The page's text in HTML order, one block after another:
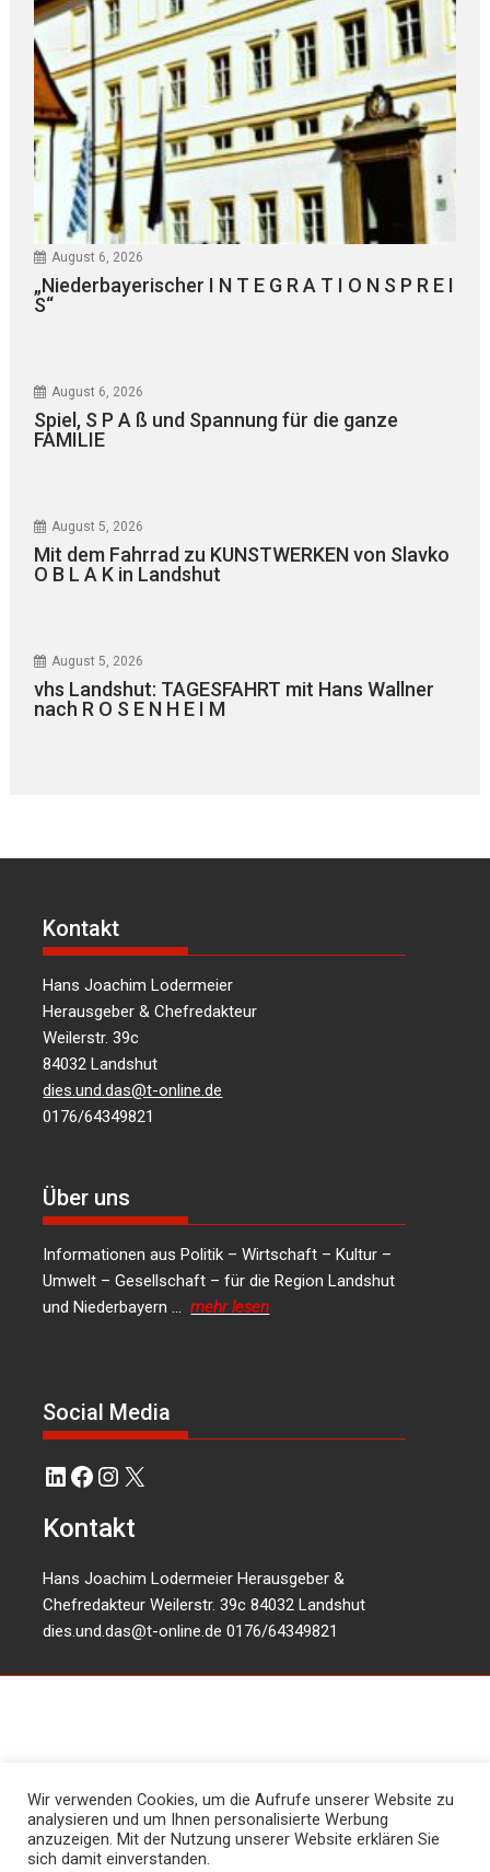
August 6, 2026
„Niederbayerischer I N T E G R A T I O N S P R E I
S“
August 6, 2026
Spiel, S P A ß und Spannung für die ganze
FAMILIE
August 5, 2026
Mit dem Fahrrad zu KUNSTWERKEN von Slavko
O B L A K in Landshut
August 5, 2026
vhs Landshut: TAGESFAHRT mit Hans Wallner
nach R O S E N H E I M
Kontakt
Hans Joachim Lodermeier
Herausgeber & Chefredakteur
Weilerstr. 39c
84032 Landshut
dies.und.das@t-online.de
0176/64349821
Über uns
Informationen aus Politik – Wirtschaft – Kultur –
Umwelt – Gesellschaft – für die Region Landshut
und Niederbayern …mehr lesen
Social Media
LinkedIn
Facebook
Instagram
X
Kontakt
Hans Joachim Lodermeier Herausgeber &
Chefredakteur Weilerstr. 39c 84032 Landshut
dies.und.das@t-online.de 0176/64349821
Wir verwenden Cookies, um die Aufrufe unserer Website zu
analysieren und um Ihnen personalisierte Werbung
anzuzeigen. Mit der Nutzung unserer Website erklären Sie
sich damit einverstanden.